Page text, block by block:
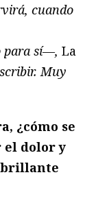
cuando
para sí—, La
Muy
¿cómo se
el dolor y
brillante